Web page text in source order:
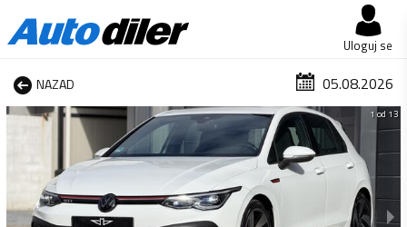
Uloguj se
NAZAD 05.08.2026
1 od 13